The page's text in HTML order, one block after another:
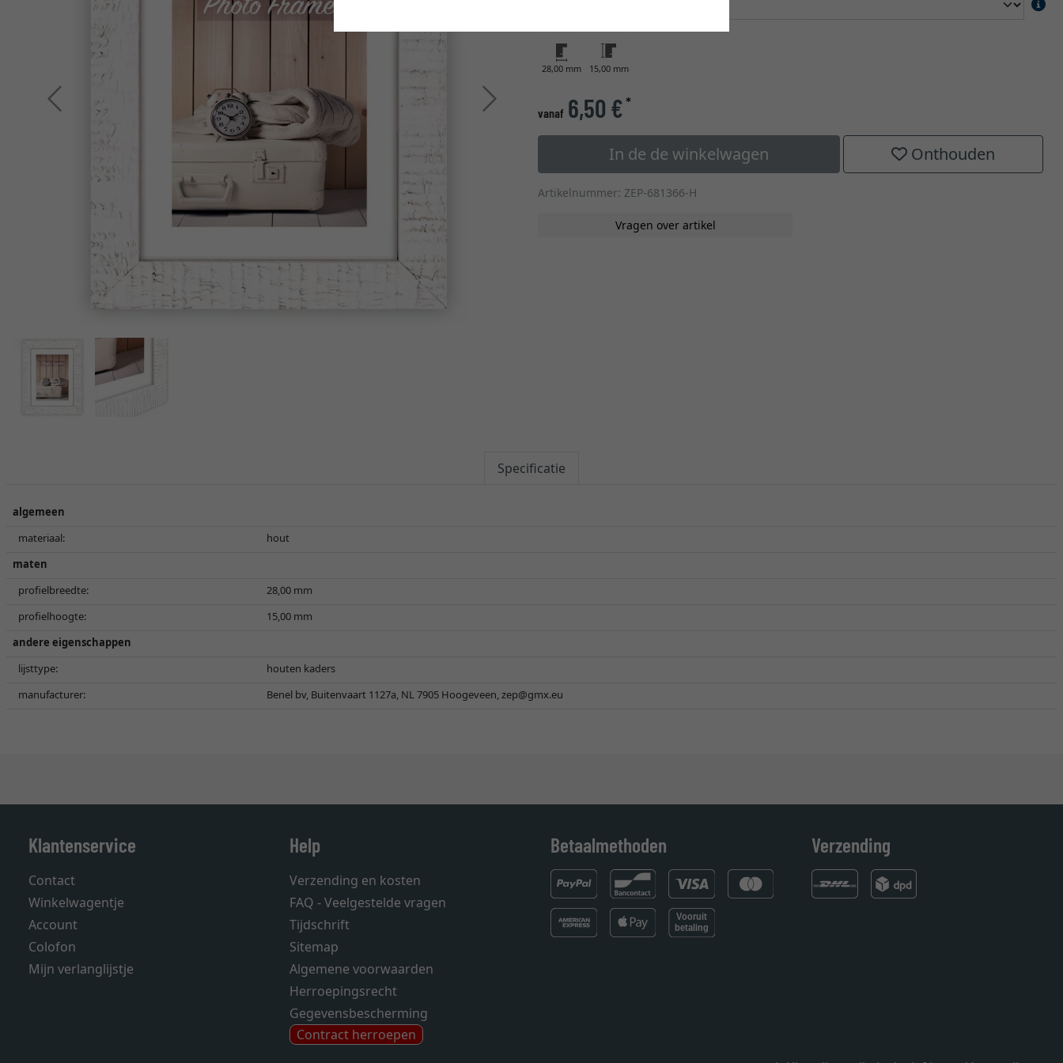
Terug Verder
28,00 mm 15,00 mm
vanaf 6,50 €*
In de de winkelwagen Onthouden
Artikelnummer: ZEP-681366-H
Vragen over artikel
Specificatie
algemeen
materiaal:
hout
maten
profielbreedte:
28,00 mm
profielhoogte:
15,00 mm
andere eigenschappen
lijsttype:
houten kaders
manufacturer:
Benel bv, Buitenvaart 1127a, NL 7905 Hoogeveen,zep@gmx.eu
Klantenservice
Contact
Winkelwagentje
Account
Colofon
Mijn verlanglijstje
Help
Verzending en kosten
FAQ - Veelgestelde vragen
Tijdschrift
Sitemap
Algemene voorwaarden
Herroepingsrecht
Gegevensbescherming
Contract herroepen
Betaalmethoden Verzending